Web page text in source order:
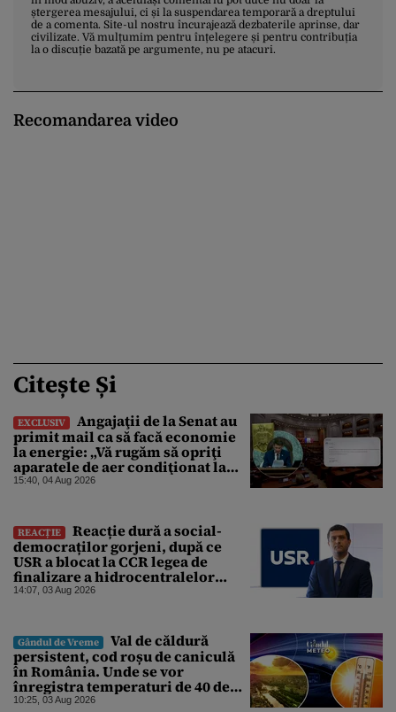
ștergerea mesajului, ci și la suspendarea temporară a dreptului
de a comenta. Site-ul nostru încurajează dezbaterile aprinse, dar
civilizate. Vă mulțumim pentru înțelegere și pentru contribuția
la o discuție bazată pe argumente, nu pe atacuri.
Recomandarea video
Citește Și
EXCLUSIV
Angajaţii de la Senat au
primit mail ca să facă economie
la energie: „Vă rugăm să opriţi
aparatele de aer condiţionat la
sfârşitul programului”
15:40, 04 Aug 2026
REACȚIE
Reacție dură a social-
democraților gorjeni, după ce
USR a blocat la CCR legea de
finalizare a hidrocentralelor
abandonate. „Nu ne-ar surprinde
abătut o cupolă de foc”
14:07, 03 Aug 2026
Gândul de Vreme
Val de căldură
persistent, cod roșu de caniculă
în România. Unde se vor
înregistra temperaturi de 40 de
grade, potrivit ANM
10:25, 03 Aug 2026